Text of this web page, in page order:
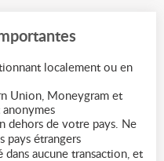
localement ou en
Union, Moneygram et
anonymes
dehors de votre pays. Ne
pays étrangers
aucune transaction, et